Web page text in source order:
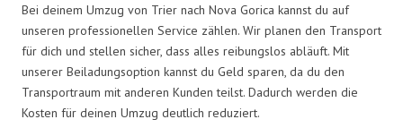
Bei deinem Umzug von Trier nach Nova Gorica kannst du auf
unseren professionellen Service zählen. Wir planen den Transport
für dich und stellen sicher, dass alles reibungslos abläuft. Mit
unserer Beiladungsoption kannst du Geld sparen, da du den
Transportraum mit anderen Kunden teilst. Dadurch werden die
Kosten für deinen Umzug deutlich reduziert.